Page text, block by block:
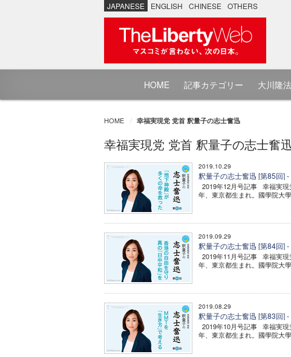
JAPANESE ENGLISH CHINESE OTHERS
HOME 記事カテゴリー 大川隆
HOME 幸福実現党 党首 釈量子の志士奮迅
幸福実現党 党首 釈量子の志士奮
2019.10.29
釈量子の志士奮迅 [第85回]
2019年12月号記事 幸福実
年、東京都生まれ。國學院大
2019.09.29
釈量子の志士奮迅 [第84回]
2019年11月号記事 幸福実
年、東京都生まれ。國學院大
2019.08.29
釈量子の志士奮迅 [第83回]
2019年10月号記事 幸福実
年、東京都生まれ。國學院大